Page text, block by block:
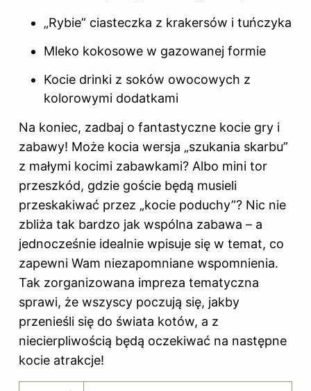
„Rybie” ciasteczka z krakersów i tuńczyka
Mleko kokosowe w gazowanej formie
Kocie drinki z soków owocowych z
kolorowymi dodatkami
Na koniec, zadbaj o fantastyczne kocie gry i
zabawy! Może kocia wersja „szukania skarbu”
z małymi kocimi zabawkami? Albo mini tor
przeszkód, gdzie goście będą musieli
przeskakiwać przez „kocie poduchy”? Nic nie
zbliża tak bardzo jak wspólna zabawa – a
jednocześnie idealnie wpisuje się w temat, co
zapewni Wam niezapomniane wspomnienia.
Tak zorganizowana impreza tematyczna
sprawi, że wszyscy poczują się, jakby
przenieśli się do świata kotów, a z
niecierpliwością będą oczekiwać na następne
kocie atrakcje!